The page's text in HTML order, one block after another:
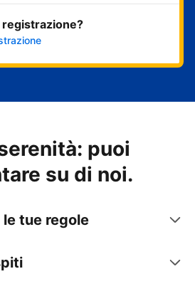
registrazione?
puoi
su di noi.
tue regole